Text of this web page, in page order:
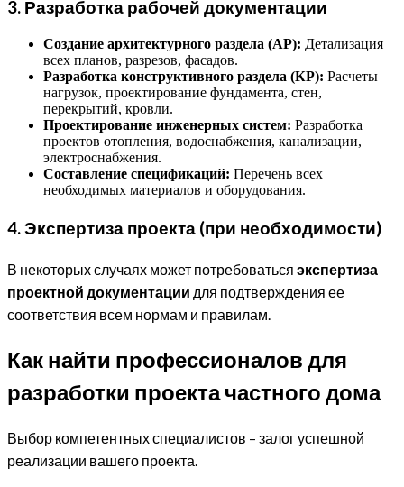
3. Разработка рабочей документации
Создание архитектурного раздела (АР): Детализация
всех планов, разрезов, фасадов.
Разработка конструктивного раздела (КР): Расчеты
нагрузок, проектирование фундамента, стен,
перекрытий, кровли.
Проектирование инженерных систем: Разработка
проектов отопления, водоснабжения, канализации,
электроснабжения.
Составление спецификаций: Перечень всех
необходимых материалов и оборудования.
4. Экспертиза проекта (при необходимости)
В некоторых случаях может потребоваться экспертиза
проектной документации для подтверждения ее
соответствия всем нормам и правилам.
Как найти профессионалов для
разработки проекта частного дома
Выбор компетентных специалистов – залог успешной
реализации вашего проекта.